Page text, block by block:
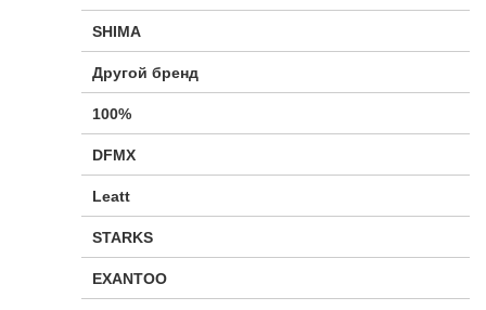
SHIMA
Другой бренд
100%
DFMX
Leatt
STARKS
EXANTOO